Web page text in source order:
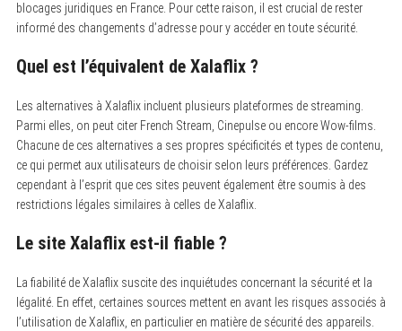
blocages juridiques en France. Pour cette raison, il est crucial de rester
informé des changements d’adresse pour y accéder en toute sécurité.
Quel est l’équivalent de Xalaflix ?
Les alternatives à Xalaflix incluent plusieurs plateformes de streaming.
Parmi elles, on peut citer French Stream, Cinepulse ou encore Wow-films.
Chacune de ces alternatives a ses propres spécificités et types de contenu,
ce qui permet aux utilisateurs de choisir selon leurs préférences. Gardez
cependant à l’esprit que ces sites peuvent également être soumis à des
restrictions légales similaires à celles de Xalaflix.
Le site Xalaflix est-il fiable ?
La fiabilité de Xalaflix suscite des inquiétudes concernant la sécurité et la
légalité. En effet, certaines sources mettent en avant les risques associés à
l’utilisation de Xalaflix, en particulier en matière de sécurité des appareils.